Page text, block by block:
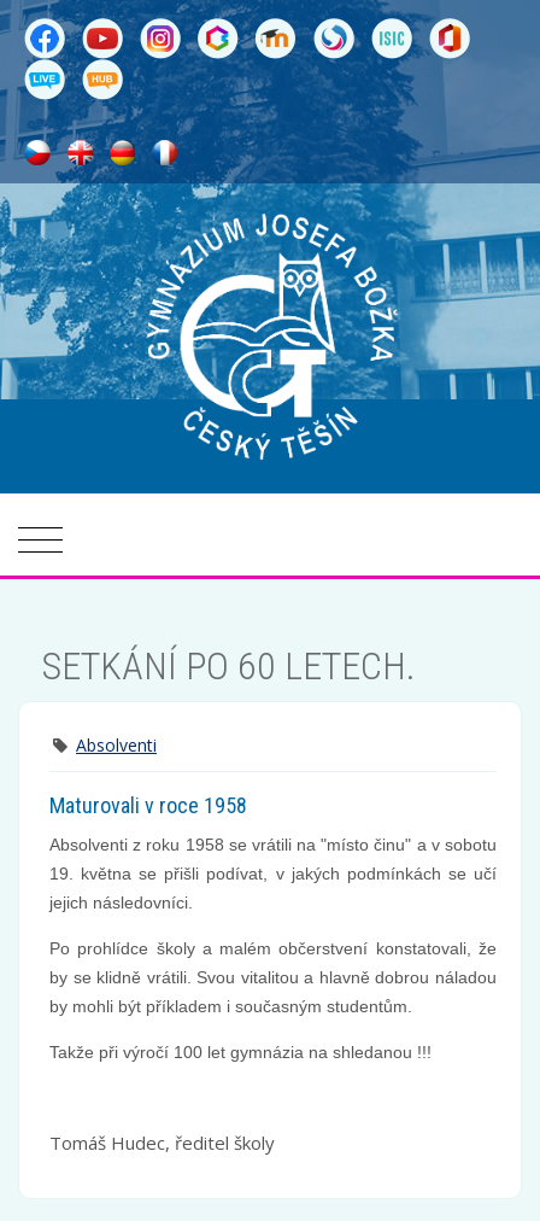
SETKÁNÍ PO 60 LETECH.
Absolventi
Maturovali v roce 1958
Absolventi z roku 1958 se vrátili na "místo činu" a v sobotu
19. května se přišli podívat, v jakých podmínkách se učí
jejich následovníci.
Po prohlídce školy a malém občerstvení konstatovali, že
by se klidně vrátili. Svou vitalitou a hlavně dobrou náladou
by mohli být příkladem i současným studentům.
Takže při výročí 100 let gymnázia na shledanou !!!
Tomáš Hudec, ředitel školy